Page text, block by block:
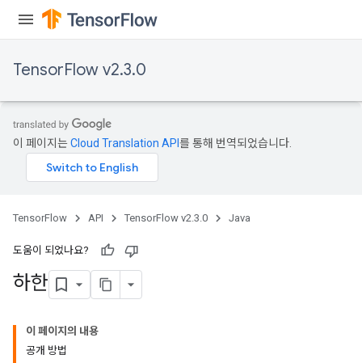
TensorFlow v2.3.0
이 페이지는Cloud Translation API 를 통해 번역되었습니다.
TensorFlow API TensorFlow v2.3.0 Java
도움이 되었나요?
하한
이 페이지의 내용
공개 방법